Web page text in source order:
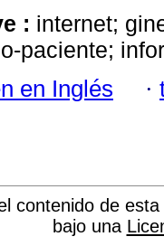
: internet;
paciente;
en Inglés ·
contenido de
bajo una